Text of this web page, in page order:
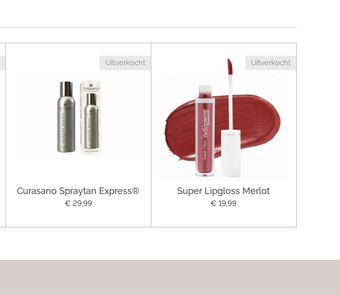
Uitverkocht
Curasano Spraytan Express®
€ 29,99
Uitverkocht
Super Lipgloss Merlot
€ 19,99